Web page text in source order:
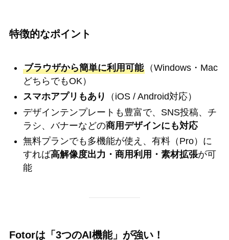
特徴的なポイント
ブラウザから簡単に利用可能（Windows・Mac
どちらでもOK）
スマホアプリもあり
（iOS / Android対応）
デザインテンプレートも豊富で、SNS投稿、チ
ラシ、バナーなどの商用デザインにも対応
無料プランでも多機能が使え、有料（Pro）に
すれば高解像度出力・商用利用・素材拡張が可
能
Fotorは「3つのAI機能」が強い！